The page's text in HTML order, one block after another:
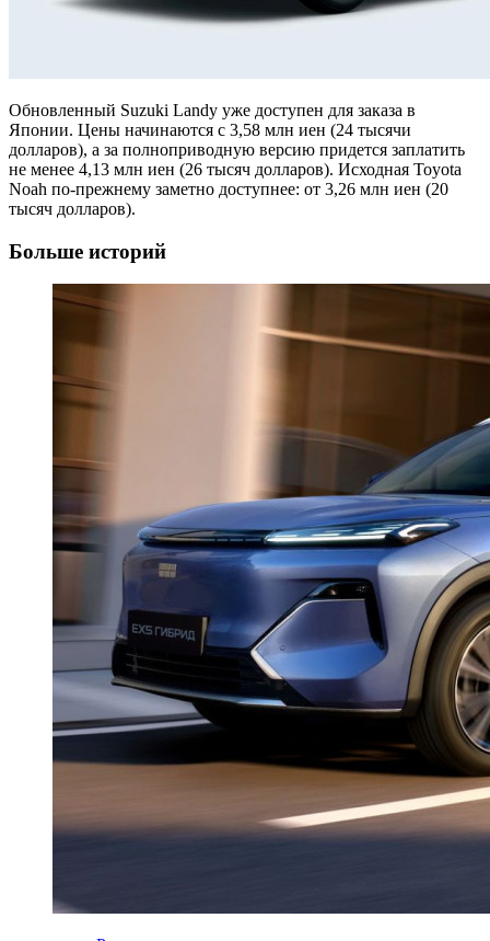
Обновленный Suzuki Landy уже доступен для заказа в
Японии. Цены начинаются с 3,58 млн иен (24 тысячи
долларов), а за полноприводную версию придется заплатить
не менее 4,13 млн иен (26 тысяч долларов). Исходная Toyota
Noah по-прежнему заметно доступнее: от 3,26 млн иен (20
тысяч долларов).
Больше историй